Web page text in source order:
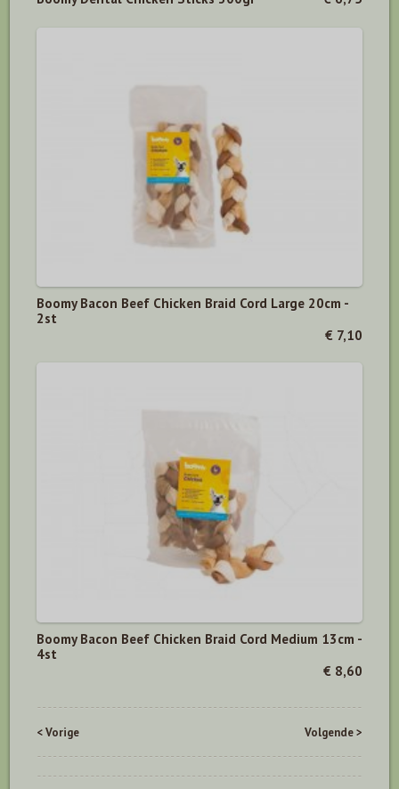
Boomy Bacon Beef Chicken Braid Cord Large 20cm -
2st
€ 7,10
Boomy Bacon Beef Chicken Braid Cord Medium 13cm -
4st
€ 8,60
< Vorige Volgende >